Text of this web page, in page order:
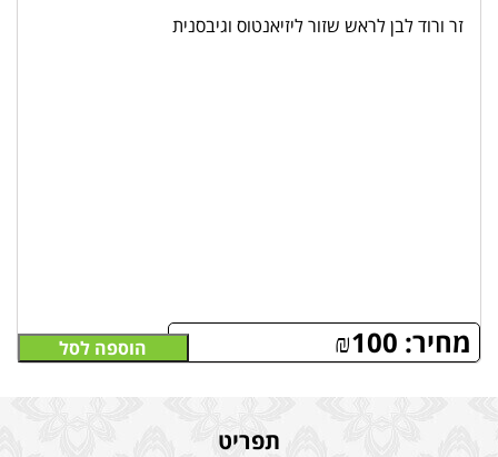
זר ורוד לבן לראש שזור ליזיאנטוס וגיבסנית
מחיר: ₪100 הוספה לסל
תפריט